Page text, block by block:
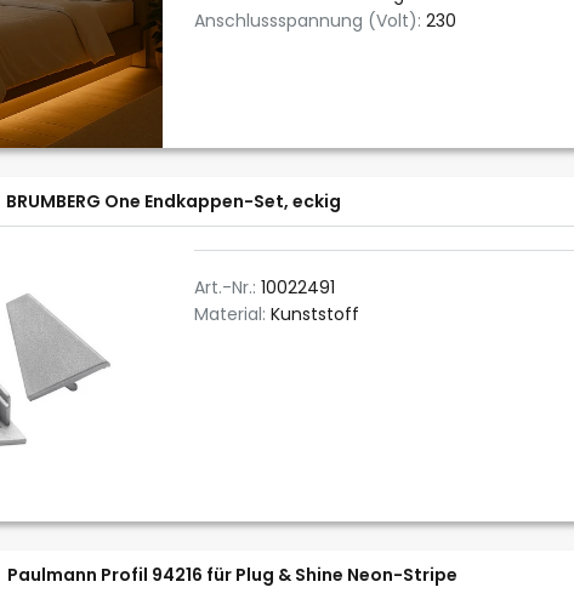
Anschlussspannung (Volt): 230
BRUMBERG One Endkappen-Set, eckig
Art.-Nr.: 10022491
Material: Kunststoff
Paulmann Profil 94216 für Plug & Shine Neon-Stripe